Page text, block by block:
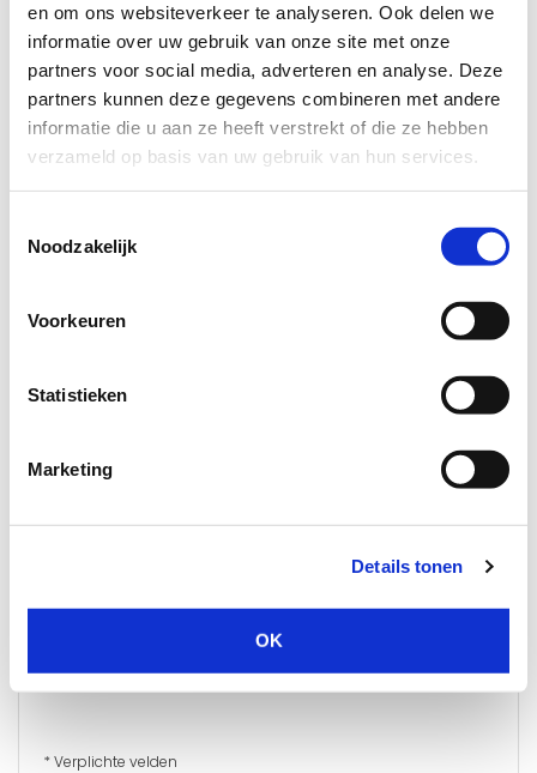
en om ons websiteverkeer te analyseren. Ook delen we
informatie over uw gebruik van onze site met onze
partners voor social media, adverteren en analyse. Deze
partners kunnen deze gegevens combineren met andere
informatie die u aan ze heeft verstrekt of die ze hebben
verzameld op basis van uw gebruik van hun services.
Noodzakelijk
Voorkeuren
Statistieken
Marketing
Details tonen
OK
Daarbij is het mogelijk de Mauer Standaard van verschillende
knopmodellen te voorzien.
De Mauer Standaard cilinder is leverbaar in verschillende
maatvoeringen beginnend vanaf 31/31 en wordt verlengd in
stappen van 5 mm per zijde.
Cilinder 2
mm
* Verplichte velden